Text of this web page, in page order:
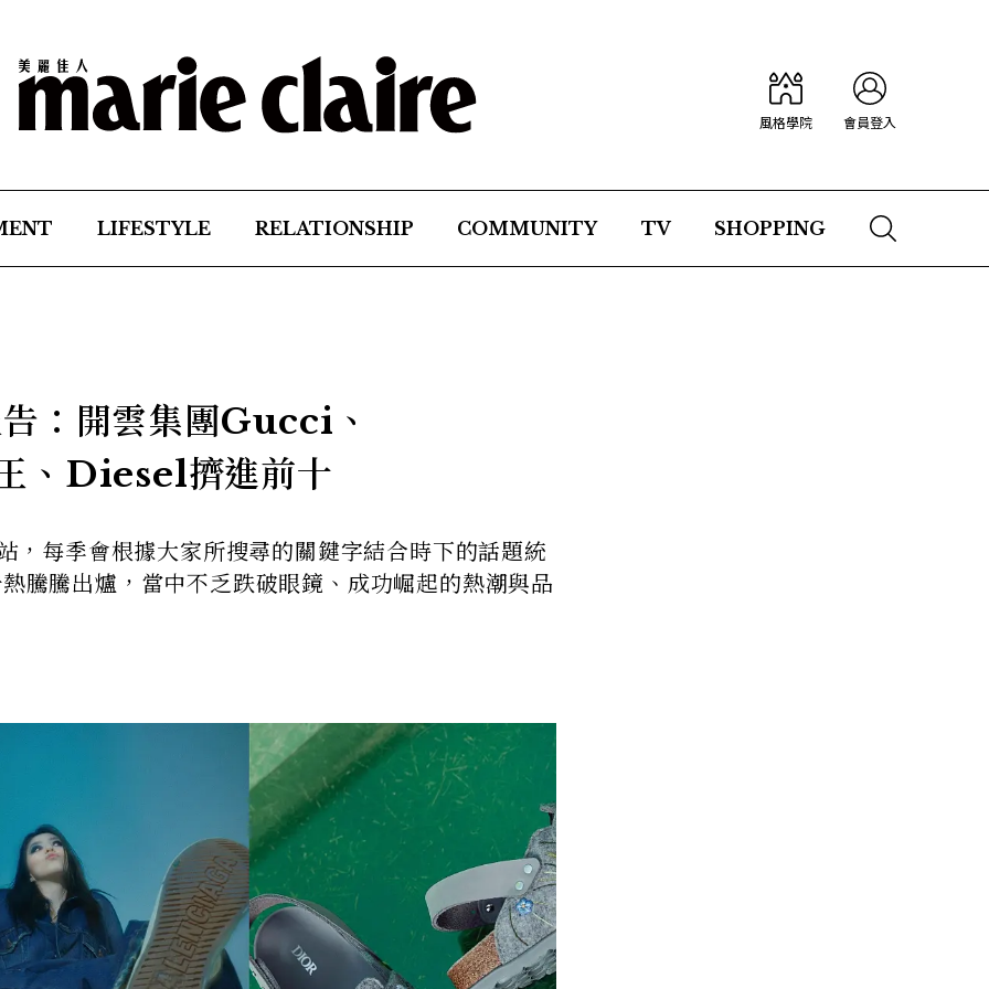
風格學院 會員登入
LIFESTYLE RELATIONSHIP COMMUNITY TV SHOPPING
：開雲集團Gucci、
、Diesel擠進前十
每季會根據大家所搜尋的關鍵字結合時下的話題統
騰騰出爐，當中不乏跌破眼鏡、成功崛起的熱潮與品